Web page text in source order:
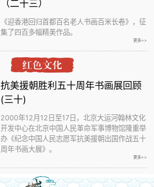
（二十三）
《迎香港回归首都百名老人书画百米长卷》，征
集了四百多幅精美作品。
更多>>
抗美援朝胜利五十周年书画展回顾
(三十)
2000年12月12日至17日，北京大运河翰林文化
开发中心在北京中国人民革命军事博物馆隆重举
办《纪念中国人民志愿军抗美援朝出国作战五十
周年书画大展》。
更多>>